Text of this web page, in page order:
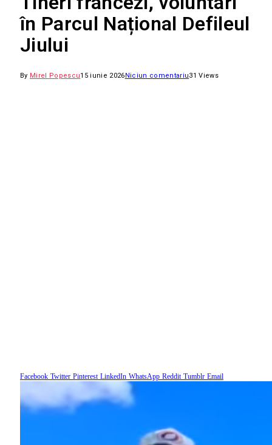
în Parcul Național Defileul
Jiului
By Mirel Popescu15 iunie 2026Niciun comentariu31Views
Facebook Twitter Pinterest LinkedIn WhatsApp Reddit Tumblr Email